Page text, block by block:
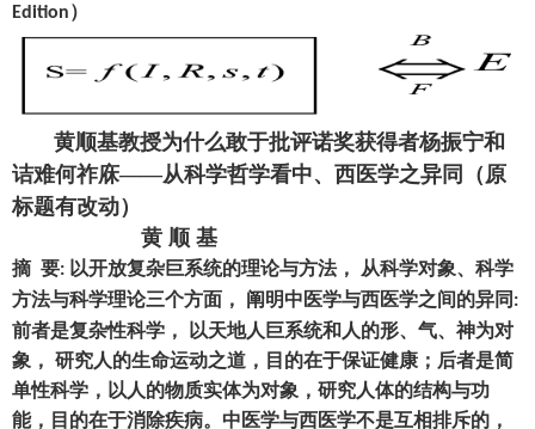
Edition）
黄顺基教授为什么敢于批评诺奖获得者杨振宁和
诘难何祚庥——从科学哲学看中、西医学之异同（原
标题有改动）
黄 顺 基
摘 要: 以开放复杂巨系统的理论与方法，
从科学对象、科学
方法与科学理论三个方面 ， 阐明中医学与西医学之间的异同 :
前者是复杂性科学 ，
以天地人巨系统和人的形、气、神为对
象 ， 研究人的生命运动之道 ， 目的在于保证健康 ； 后者是简
单性科学 ， 以人的物质实体为对象 ， 研究人体的结构与功
能， 目的在于消除疾病。中医学与西医学不是互相排斥的 ，